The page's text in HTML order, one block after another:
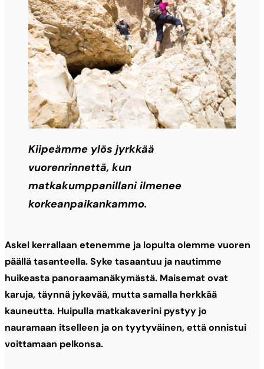
Kiipeämme ylös jyrkkää
vuorenrinnettä, kun
matkakumppanillani ilmenee
korkeanpaikankammo.
Askel kerrallaan etenemme ja lopulta olemme vuoren
päällä tasanteella. Syke tasaantuu ja nautimme
huikeasta panoraamanäkymästä. Maisemat ovat
karuja, täynnä jykevää, mutta samalla herkkää
kauneutta. Huipulla matkakaverini pystyy jo
nauramaan itselleen ja on tyytyväinen, että onnistui
voittamaan pelkonsa.